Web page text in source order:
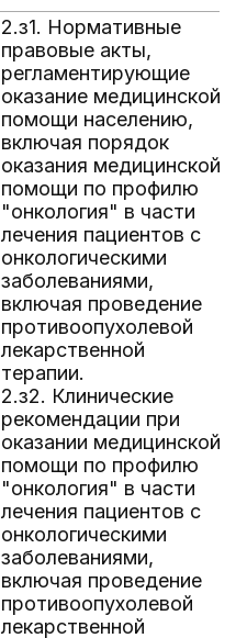
2.з1. Нормативные
правовые акты,
регламентирующие
оказание медицинской
помощи населению,
включая порядок
оказания медицинской
помощи по профилю
"онкология" в части
лечения пациентов с
онкологическими
заболеваниями,
включая проведение
противоопухолевой
лекарственной
терапии.
2.з2. Клинические
рекомендации при
оказании медицинской
помощи по профилю
"онкология" в части
лечения пациентов с
онкологическими
заболеваниями,
включая проведение
противоопухолевой
лекарственной